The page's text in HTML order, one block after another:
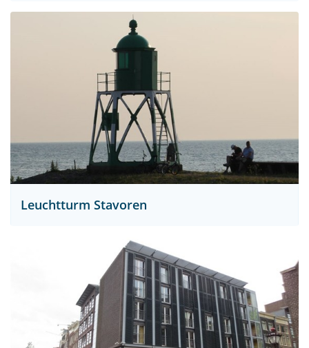
Leuchtturm Stavoren